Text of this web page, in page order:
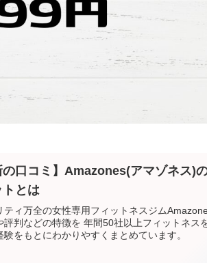
の口コミ】Amazones(アマゾネス)
トとは
ティ万全の女性専用フィットネスジム
評判などの特徴を 年間50社以上フィットネス
験をもとにわかりやすくまとめています。